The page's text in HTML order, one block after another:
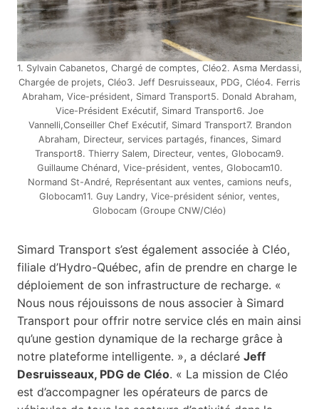
1. Sylvain Cabanetos, Chargé de comptes, Cléo2. Asma Merdassi,
Chargée de projets, Cléo3. Jeff Desruisseaux, PDG, Cléo4. Ferris
Abraham, Vice-président, Simard Transport5. Donald Abraham,
Vice-Président Exécutif, Simard Transport6. Joe
Vannelli,Conseiller Chef Exécutif, Simard Transport7. Brandon
Abraham, Directeur, services partagés, finances, Simard
Transport8. Thierry Salem, Directeur, ventes, Globocam9.
Guillaume Chénard, Vice-président, ventes, Globocam10.
Normand St-André, Représentant aux ventes, camions neufs,
Globocam11. Guy Landry, Vice-président sénior, ventes,
Globocam (Groupe CNW/Cléo)
Simard Transport s’est également associée à Cléo,
filiale d’Hydro-Québec, afin de prendre en charge le
déploiement de son infrastructure de recharge. «
Nous nous réjouissons de nous associer à Simard
Transport pour offrir notre service clés en main ainsi
qu’une gestion dynamique de la recharge grâce à
notre plateforme intelligente. », a déclaré Jeff
Desruisseaux, PDG de Cléo. « La mission de Cléo
est d’accompagner les opérateurs de parcs de